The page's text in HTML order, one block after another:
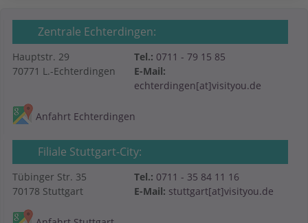
Zentrale Echterdingen:
Hauptstr. 29
70771 L.-Echterdingen
Tel.: 0711 - 79 15 85
E-Mail:
echterdingen[at]visityou.de
Anfahrt Echterdingen
Filiale Stuttgart-City:
Tübinger Str. 35
70178 Stuttgart
Tel.: 0711 - 35 84 11 16
E-Mail: stuttgart[at]visityou.de